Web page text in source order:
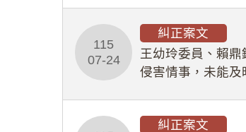
115
07-24
糾正案文
王幼玲委員、賴
侵害情事，未能及
糾正案文